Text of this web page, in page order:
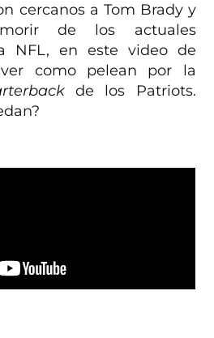
cercanos a Tom Brady y
de los actuales
NFL, en este video de
como pelean por la
de los Patriots.